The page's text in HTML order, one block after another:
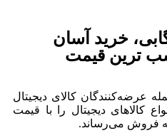
خرید آسان
ترین قیمت
عرضه‌کنندگان کالای دیجیتال
کالاهای دیجیتال را با قیمت
فروش می‌رساند.